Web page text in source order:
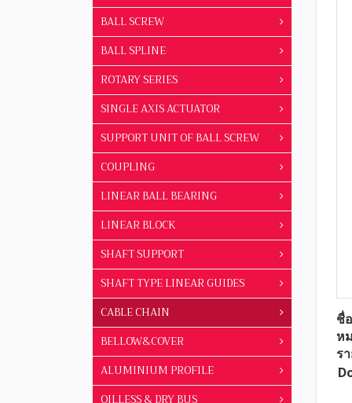
BALL SCREW
BALL SPLINE
ROTARY SERIES
SINGLE AXIS ACTUATOR
SUPPORT UNIT OF BALL SCREW
COUPLING
LINEAR BALL BEARING
LINEAR BLOCK
SHAFT SUPPORT
SHAFT TYPE LINEAR GUIDES
CABLE CHAIN
BELLOW&COVER
ALUMINIUM PROFILE
ชื่
ห
ร